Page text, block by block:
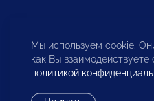
Бюро по защите
инвесторов
Мы используем cookie.
как Вы
политикой